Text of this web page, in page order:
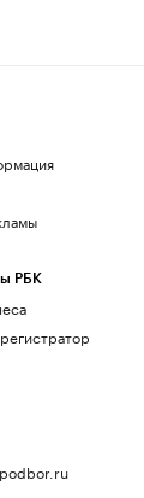
РБК